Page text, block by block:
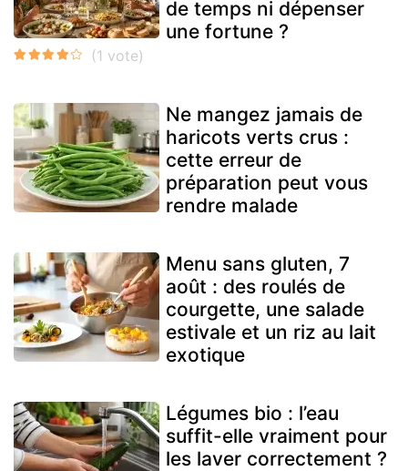
de temps ni dépenser
une fortune ?
Ne mangez jamais de
haricots verts crus :
cette erreur de
préparation peut vous
rendre malade
Menu sans gluten, 7
août : des roulés de
courgette, une salade
estivale et un riz au lait
exotique
Légumes bio : l’eau
suffit-elle vraiment pour
les laver correctement ?